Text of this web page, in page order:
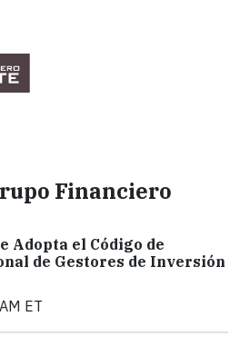
Financiero
Adopta el Código de
de Gestores de Inversión
ET